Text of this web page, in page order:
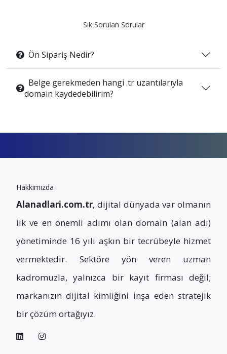
Sık Sorulan Sorular
Ön Sipariş Nedir?
Belge gerekmeden hangi .tr uzantılarıyla
domain kaydedebilirim?
Hakkımızda
Alanadlari.com.tr, dijital dünyada var olmanın
ilk ve en önemli adımı olan domain (alan adı)
yönetiminde 16 yılı aşkın bir tecrübeyle hizmet
vermektedir. Sektöre yön veren uzman
kadromuzla, yalnızca bir kayıt firması değil;
markanızın dijital kimliğini inşa eden stratejik
bir çözüm ortağıyız.